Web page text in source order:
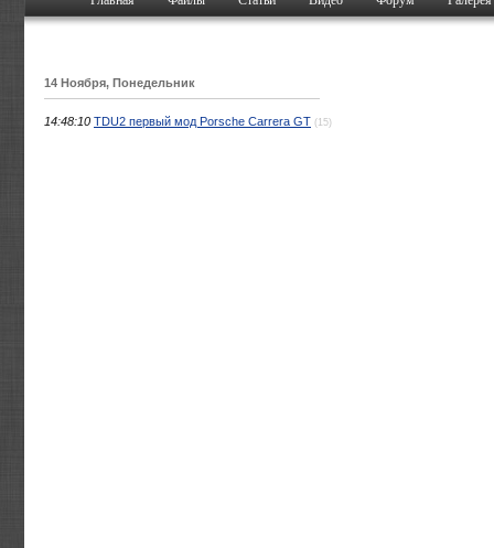
14 Ноября, Понедельник
14:48:10 TDU2 первый мод Porsche Carrera GT (15)